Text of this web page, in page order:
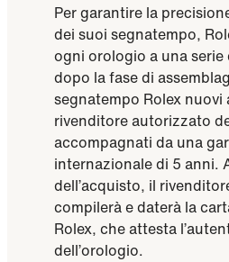
Per garantire la
dei suoi segnatempo,
ogni orologio a una
dopo la fase di
segnatempo Rolex
rivenditore autorizzato
accompagnati da una
internazionale di 5 anni.
dell’acquisto, il
compilerà e daterà la
Rolex, che attesta
dell’orologio.